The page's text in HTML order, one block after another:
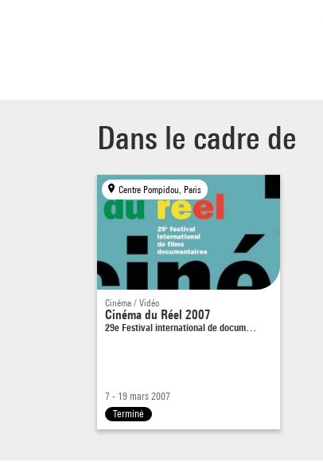
Dans le cadre de
Centre Pompidou, Paris
Cinéma / Vidéo
Cinéma du Réel 2007
29e Festival international de docum…
7 - 19 mars 2007
Terminé